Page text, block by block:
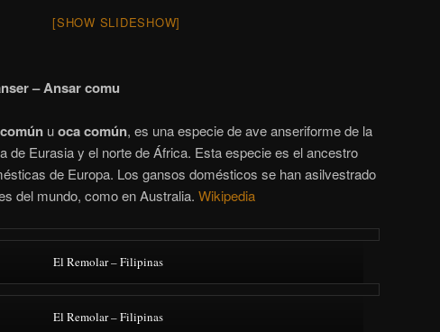
[SHOW SLIDESHOW]
– Ansar comu
uoca común, es una especie de ave anseriforme de la
de Eurasia y el norte de África. Esta especie es el ancestro
de Europa. Los gansos domésticos se han asilvestrado
del mundo, como en Australia. Wikipedia
El Remolar – Filipinas
El Remolar – Filipinas